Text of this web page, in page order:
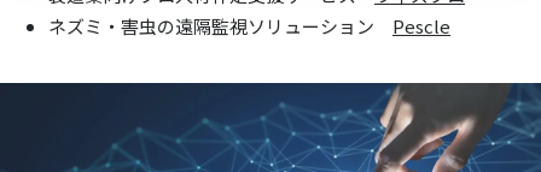
ネズミ・害虫の遠隔監視ソリューション Pescle